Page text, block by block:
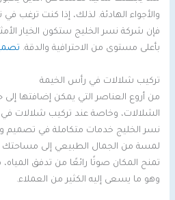
والأجواء الهادئة. لذلك، إذا كنت ترغب
فإن شركة نسر الخليج ستكون الخيار
بأعلى مستوى من الاحترافية والدقة.
تركيب شلالات في رأس الخيمة
من أروع العناصر التي يمكن إضافتها إلى
الشلالات، وخاصة عند تركيب شلالات
نسر الخليج خدمات متكاملة في تصميم
لمسة من الجمال الطبيعي إلى مساحتك
تمنح المكان صوتًا رائعًا من تدفق
وهو ما يسعى إليه الكثير من العملاء.